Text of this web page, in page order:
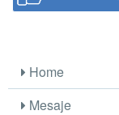
Home
Mesaje